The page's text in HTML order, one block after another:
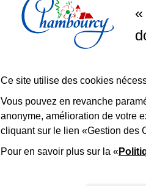
Le lundi de 13h30 à 18h
Du mardi au vendredi de
Le samedi de 8h30 à 12h
01 39 22 31 31
Mentions légalesAccessibilité
Ce site utilise des cookies
Vous pouvez en revanche
anonyme, amélioration de votre
cliquant sur le lien «Gestion des
Pour en savoir plus sur la «